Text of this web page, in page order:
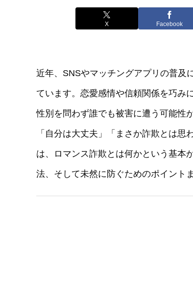
X Facebook
近年、SNSやマッチングアプリの普及
ています。恋愛感情や信頼関係を巧み
性別を問わず誰でも被害に遭う可能性
「自分は大丈夫」「まさか詐欺とは
は、ロマンス詐欺とは何かという基本
法、そして未然に防ぐためのポイント